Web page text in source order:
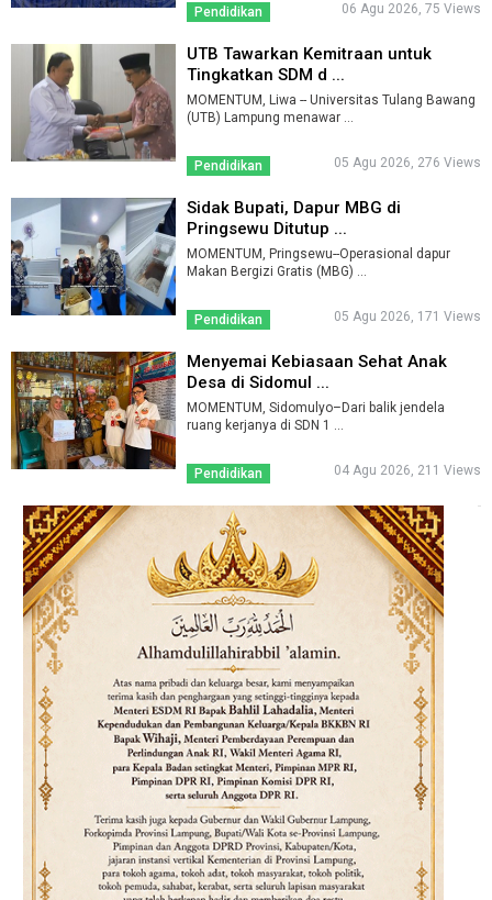
Pendidikan 06 Agu 2026, 75 Views
UTB Tawarkan Kemitraan untuk
Tingkatkan SDM d ...
MOMENTUM, Liwa -- Universitas Tulang Bawang
(UTB) Lampung menawar ...
Pendidikan 05 Agu 2026, 276 Views
Sidak Bupati, Dapur MBG di
Pringsewu Ditutup ...
MOMENTUM, Pringsewu--Operasional dapur
Makan Bergizi Gratis (MBG) ...
Pendidikan 05 Agu 2026, 171 Views
Menyemai Kebiasaan Sehat Anak
Desa di Sidomul ...
MOMENTUM, Sidomulyo–Dari balik jendela
ruang kerjanya di SDN 1 ...
Pendidikan 04 Agu 2026, 211 Views